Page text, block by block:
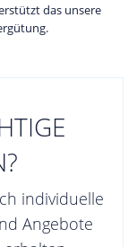
das unsere
individuelle
Angebote